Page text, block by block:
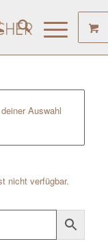
Auswahl
nicht verfügbar.